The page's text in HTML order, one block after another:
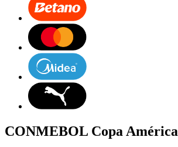
CONMEBOL Copa América